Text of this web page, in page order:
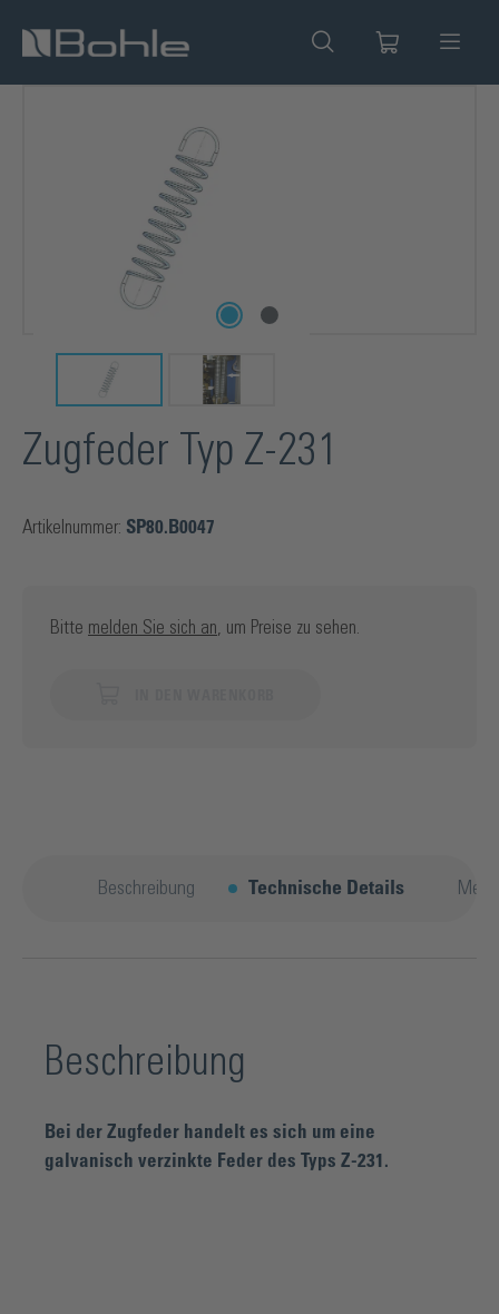
springen
Zugfeder Typ Z-231
Artikelnummer: SP80.B0047
Bitte melden Sie sich an , um Preise zu sehen.
Beschreibung Technische Details
Beschreibung
Bei der Zugfeder handelt es sich um eine
galvanisch verzinkte Feder des Typs Z-231.